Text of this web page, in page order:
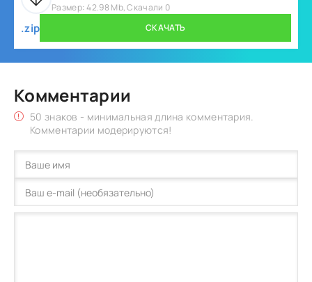
Размер: 42.98 Mb, Скачали 0
.zip СКАЧАТЬ
Комментарии
50 знаков - минимальная длина комментария.
Комментарии модерируются!